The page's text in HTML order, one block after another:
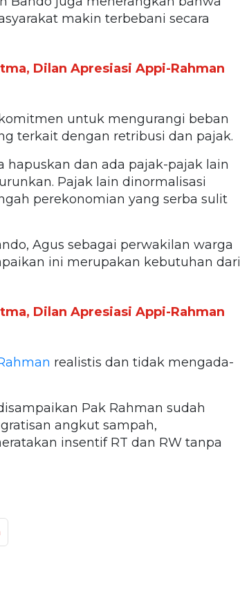
makin terbebani secara
Dilan Apresiasi Appi-Rahman
untuk mengurangi beban
terkait dengan retribusi dan pajak.
hapuskan dan ada pajak-pajak lain
Pajak lain dinormalisasi
perekonomian yang serba sulit
Agus sebagai perwakilan warga
ini merupakan kebutuhan dari
Dilan Apresiasi Appi-Rahman
realistis dan tidak mengada-
Pak Rahman sudah
angkut sampah,
insentif RT dan RW tanpa